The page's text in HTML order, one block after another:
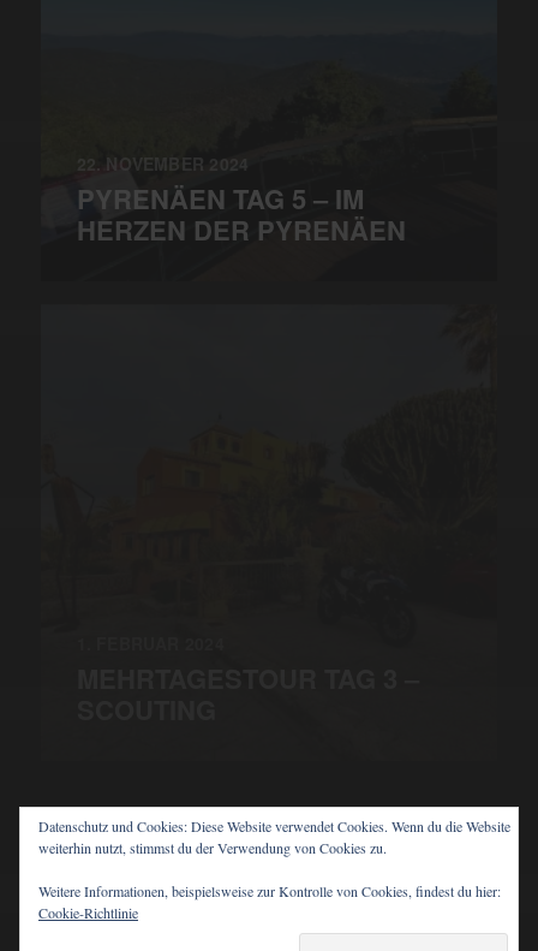
22. NOVEMBER 2024
PYRENÄEN TAG 5 – IM
HERZEN DER PYRENÄEN
ANDERS NORÉN
Datenschutz und Cookies: Diese Website verwendet Cookies. Wenn du die Website
weiterhin nutzt, stimmst du der Verwendung von Cookies zu.
Weitere Informationen, beispielsweise zur Kontrolle von Cookies, findest du hier:
Cookie-Richtlinie